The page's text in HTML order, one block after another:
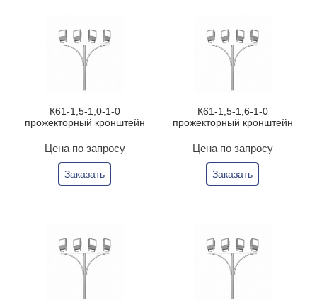
К61-1,5-1,0-1-0
прожекторный кронштейн
Цена по запросу
Заказать
К61-1,5-1,6-1-0
прожекторный кронштейн
Цена по запросу
Заказать